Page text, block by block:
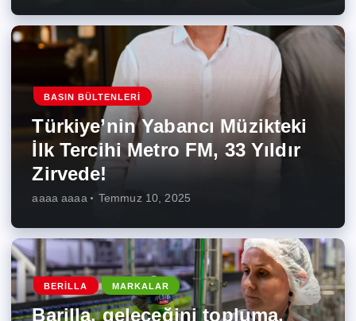
BASIN BÜLTENLERI
Türkiye’nin Yabancı Müzikteki
İlk Tercihi Metro FM, 33 Yıldır
Zirvede!
aaaa aaaa Temmuz 10, 2025
BERILLA MARKALAR
Barilla, geleceğini topluma,